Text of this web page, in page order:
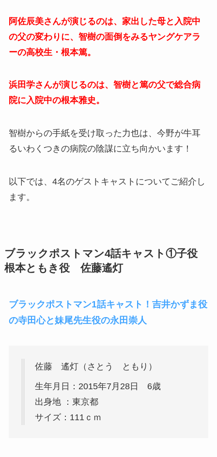
阿佐辰美さんが演じるのは、家出した母と入院中
の父の変わりに、智樹の面倒をみるヤングケアラ
ーの高校生・根本篤。
浜田学さんが演じるのは、智樹と篤の父で総合病
院に入院中の根本雅史。
智樹からの手紙を受け取った力也は、今野が牛耳
るいわくつきの病院の陰謀に立ち向かいます！
以下では、4名のゲストキャストについてご紹介し
ます。
ブラックポストマン4話キャスト①子役
根本ともき役 佐藤遙灯
ブラックポストマン1話キャスト！吉井かずま役
の寺田心と妹尾先生役の永田崇人
佐藤 遙灯（さとう ともり）
生年月日： 2015年7月28日 6歳
出身地 ： 東京都
サイズ： 111ｃｍ